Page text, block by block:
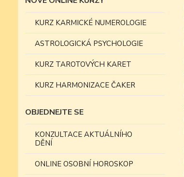
KURZ KARMICKÉ NUMEROLOGIE
ASTROLOGICKÁ PSYCHOLOGIE
KURZ TAROTOVÝCH KARET
KURZ HARMONIZACE ČAKER
OBJEDNEJTE SE
KONZULTACE AKTUÁLNÍHO
DĚNÍ
ONLINE OSOBNÍ HOROSKOP